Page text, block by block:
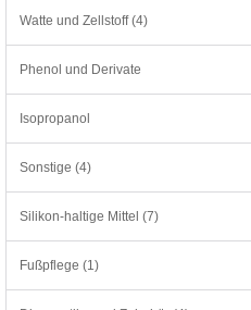
Watte und Zellstoff (4)
Phenol und Derivate
Isopropanol
Sonstige (4)
Silikon-haltige Mittel (7)
Fußpflege (1)